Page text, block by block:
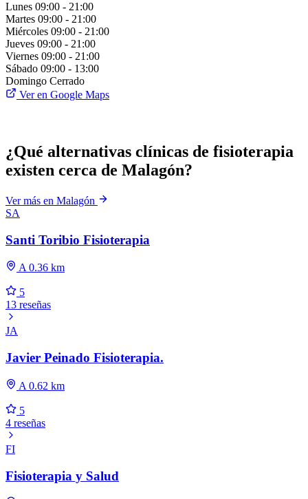
Lunes 09:00 - 21:00
Martes 09:00 - 21:00
Miércoles 09:00 - 21:00
Jueves 09:00 - 21:00
Viernes 09:00 - 21:00
Sábado 09:00 - 13:00
Domingo Cerrado
Ver en Google Maps
¿Qué alternativas clínicas de fisioterapia
existen cerca de Malagón?
Ver más en Malagón
SA
Santi Toribio Fisioterapia
A 0.36 km
5
13 reseñas
JA
Javier Peinado Fisioterapia.
A 0.62 km
5
4 reseñas
FI
Fisioterapia y Salud